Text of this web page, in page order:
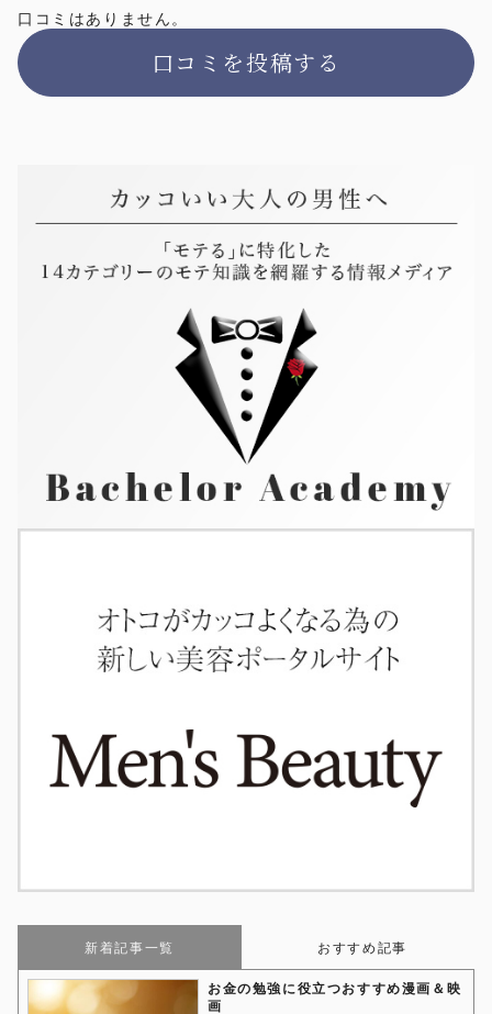
口コミはありません。
口コミを投稿する
新着記事一覧 おすすめ記事
お金の勉強に役立つおすすめ漫画＆映
画